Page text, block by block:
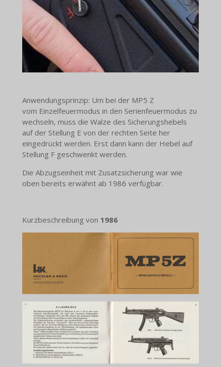
Anwendungsprinzip: Um bei der MP5 Z
vom Einzelfeuermodus in den Serienfeuermodus zu
wechseln, muss die Walze des Sicherungshebels
auf der Stellung E von der rechten Seite her
eingedrückt werden. Erst dann kann der Hebel auf
Stellung F geschwenkt werden.
Die Abzugseinheit mit Zusatzsicherung war wie
oben bereits erwähnt ab 1986 verfügbar.
Kurzbeschreibung von 1986